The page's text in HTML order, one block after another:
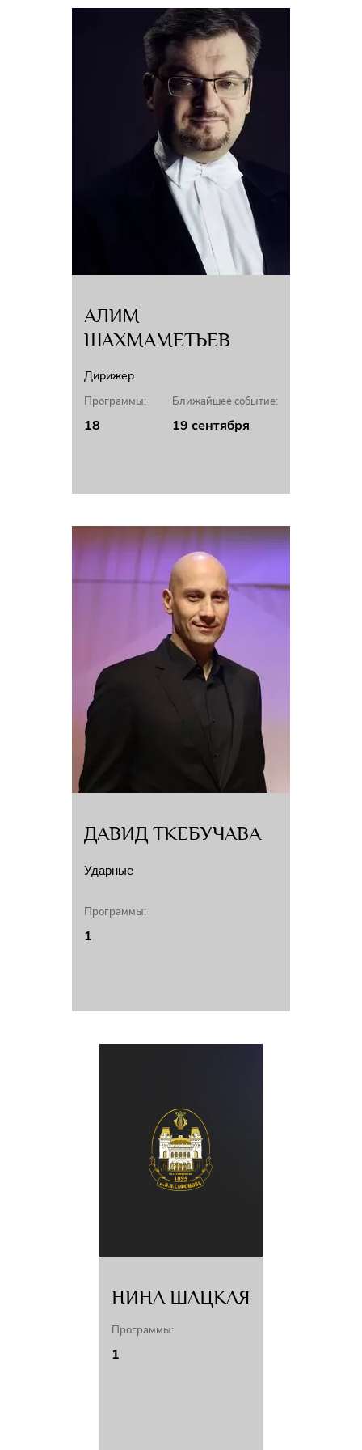
Чайковского, Академическим симфоническим оркестром Московской
филармонии, Варшавским симфоническим оркестром, Сиднейским
симфоническим оркестром, Токийским симфоническим оркестром,
Венским и Краковским камерными оркестрами и многими другими
Сотрудничал с такими музыкантами, как Михаил Плетнёв, Владимир
Спиваков, Марк Горенштейн, Максим Венгеров, Казимеж Корд, Вероника
Дударова, Александр Рудин, Фуат Мансуров, Борис Андрианов, Миша
Записи музыканта, вышедшие в России, Японии, Великобритании,
Голландии, Австралии, получили высокие оценки в прессе и удостоены
наград. В сентябре 2007 года совместный диск виолончелиста Бориса
Андрианова и Рэма Урасина был выбран английским журналом
Gramophone как лучший камерный диск месяца.
Казанские кинематографисты сняли о Рэме Урасине фильмы «Это вечное
АЛИМ
ШАХМАМЕТЬЕВ
Дирижер
Программы:
18
Ближайшее событие:
19 сентября
ДАВИД ТКЕБУЧАВА
Ударные
Программы:
1
НИНА ШАЦКАЯ
Программы:
1